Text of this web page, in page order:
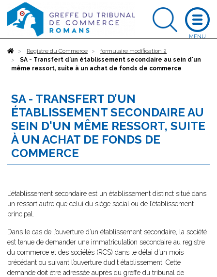
AccueilRegistre du Commerce
formulaire modification 2
SA - Transfert d’un établissement secondaire au sein d'un
même ressort, suite à un achat de fonds de commerce
SA - TRANSFERT D’UN
ÉTABLISSEMENT SECONDAIRE AU
SEIN D'UN MÊME RESSORT, SUITE
À UN ACHAT DE FONDS DE
COMMERCE
L’établissement secondaire est un établissement distinct situé dans
un ressort autre que celui du siège social ou de l’établissement
principal.
Dans le cas de l’ouverture d’un établissement secondaire, la société
est tenue de demander une immatriculation secondaire au registre
du commerce et des sociétés (RCS) dans le délai d’un mois
précédant ou suivant l’ouverture dudit établissement. Cette
demande doit être adressée auprès du greffe du tribunal de